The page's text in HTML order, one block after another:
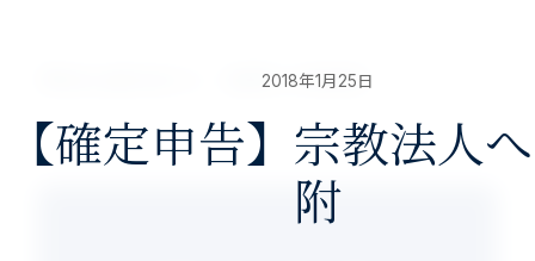
澤田公認会計士・税理士事務所
2018年1月25日
【確定申告】宗教法人
附